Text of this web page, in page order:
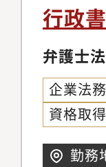
行政
弁護士
企業法務
資格取
勤務